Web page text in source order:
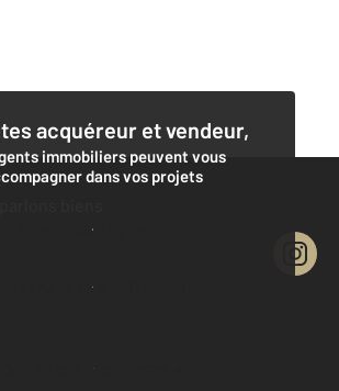
acquéreur et vendeur,
immobiliers peuvent vous
dans vos projets
Contacter l'agence
Demander une estimation
biens
Accéder à mon compte